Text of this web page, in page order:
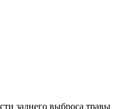
заднего выброса травы